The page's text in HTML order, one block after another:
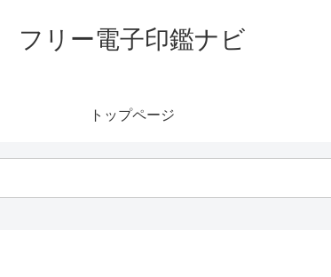
フリー電子印鑑ナビ
トップページ